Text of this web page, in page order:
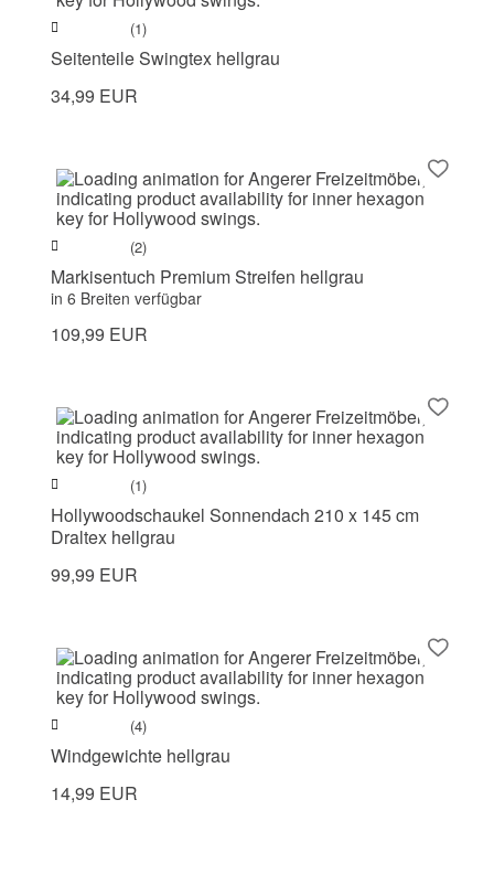
(1)
Seitenteile Swingtex hellgrau
34,99 EUR
(2)
Markisentuch Premium Streifen hellgrau
in 6 Breiten verfügbar
109,99 EUR
(1)
Hollywoodschaukel Sonnendach 210 x 145 cm
Draltex hellgrau
99,99 EUR
(4)
Windgewichte hellgrau
14,99 EUR